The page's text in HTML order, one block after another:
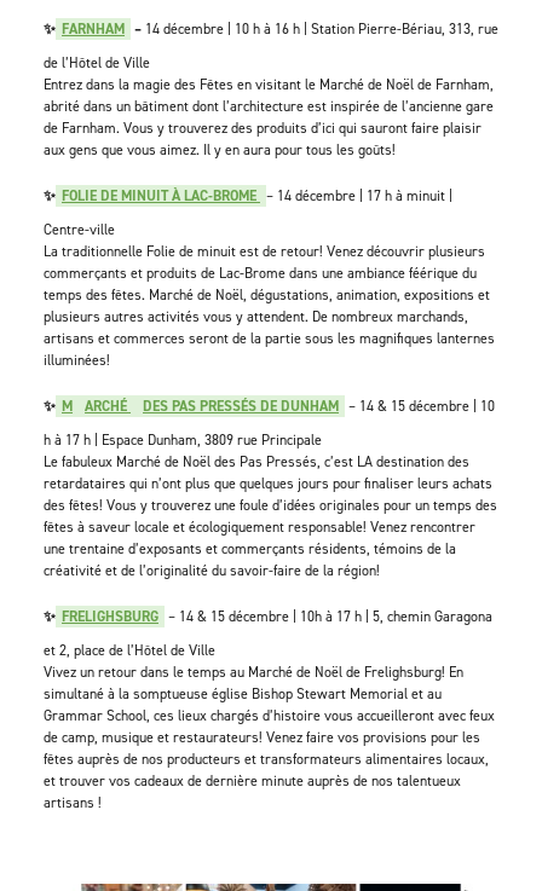
✨ FARNHAM – 14 décembre | 10 h à 16 h | Station Pierre-Bériau, 313, rue
de l’Hôtel de Ville
Entrez dans la magie des Fêtes en visitant le Marché de Noël de Farnham,
abrité dans un bâtiment dont l’architecture est inspirée de l’ancienne gare
de Farnham. Vous y trouverez des produits d’ici qui sauront faire plaisir
aux gens que vous aimez. Il y en aura pour tous les goûts!
✨ FOLIE DE MINUIT À LAC-BROME – 14 décembre | 17 h à minuit |
Centre-ville
La traditionnelle Folie de minuit est de retour! Venez découvrir plusieurs
commerçants et produits de Lac-Brome dans une ambiance féérique du
temps des fêtes. Marché de Noël, dégustations, animation, expositions et
plusieurs autres activités vous y attendent. De nombreux marchands,
artisans et commerces seront de la partie sous les magnifiques lanternes
illuminées!
✨ M ARCHÉ DES PAS PRESSÉS DE DUNHAM – 14 & 15 décembre | 10
h à 17 h | Espace Dunham, 3809 rue Principale
Le fabuleux Marché de Noël des Pas Pressés, c’est LA destination des
retardataires qui n’ont plus que quelques jours pour finaliser leurs achats
des fêtes! Vous y trouverez une foule d’idées originales pour un temps des
fêtes à saveur locale et écologiquement responsable! Venez rencontrer
une trentaine d’exposants et commerçants résidents, témoins de la
créativité et de l’originalité du savoir-faire de la région!
✨ FRELIGHSBURG – 14 & 15 décembre | 10h à 17 h | 5, chemin Garagona
et 2, place de l’Hôtel de Ville
Vivez un retour dans le temps au Marché de Noël de Frelighsburg! En
simultané à la somptueuse église Bishop Stewart Memorial et au
Grammar School, ces lieux chargés d’histoire vous accueilleront avec feux
de camp, musique et restaurateurs! Venez faire vos provisions pour les
fêtes auprès de nos producteurs et transformateurs alimentaires locaux,
et trouver vos cadeaux de dernière minute auprès de nos talentueux
artisans !